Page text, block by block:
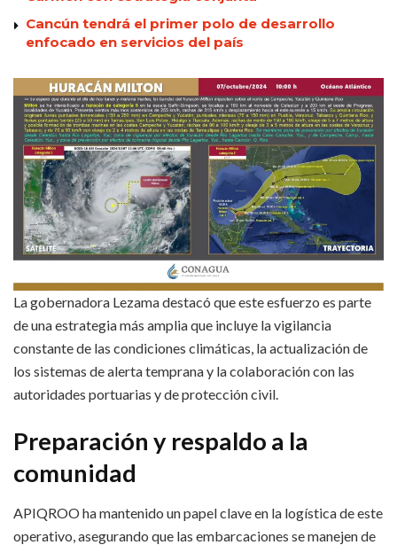
Cancún tendrá el primer polo de desarrollo
enfocado en servicios del país
La gobernadora Lezama destacó que este esfuerzo es parte
de una estrategia más amplia que incluye la vigilancia
constante de las condiciones climáticas, la actualización de
los sistemas de alerta temprana y la colaboración con las
autoridades portuarias y de protección civil.
Preparación y respaldo a la
comunidad
APIQROO ha mantenido un papel clave en la logística de este
operativo, asegurando que las embarcaciones se manejen de